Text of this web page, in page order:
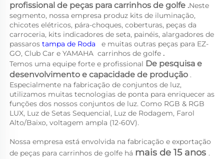
profissional de peças para carrinhos de golfe .Neste
segmento, nossa empresa produz kits de iluminação,
chicotes elétricos, pára-choques, coberturas, peças da
carroceria, kits indicadores de seta, painéis, alargadores de
passaros tampa de Roda e muitas outras peças para EZ-
GO, Club Car e YAMAHA carrinhos de golfe .
Temos uma equipe forte e profissional De pesquisa e
desenvolvimento e capacidade de produção .
Especialmente na fabricação de conjuntos de luz,
utilizamos muitas tecnologias de ponta para enriquecer as
funções dos nossos conjuntos de luz. Como RGB & RGB
LUX, Luz de Setas Sequencial, Luz de Rodagem, Farol
Alto/Baixo, voltagem ampla (12-60V).
Nossa empresa está envolvida na fabricação e exportação
de peças para carrinhos de golfe há mais de 15 anos .